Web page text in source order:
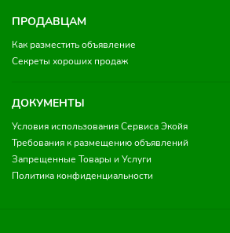
ПРОДАВЦАМ
Как разместить объявление
Секреты хороших продаж
ДОКУМЕНТЫ
Условия использования Сервиса Экойя
Требования к размещению объявлений
Запрещенные Товары и Услуги
Политика конфиденциальности